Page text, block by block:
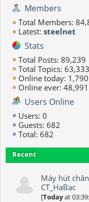
Members
Total Members:
Latest: steelnet
Stats
Total Posts: 89,239
Total Topics: 63,333
Online today: 1,790
Online ever:
Users Online
Users: 0
Guests: 682
Total: 682
Recent
Máy hút
CT_HaBac
[Todayat